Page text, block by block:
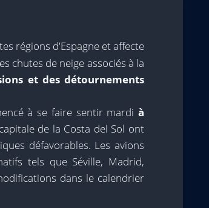
régions d'Espagne et affecte
chutes de neige associés à la
et des détournements
à se faire sentir mardi à
de la Costa del Sol ont
défavorables. Les avions
tels que Séville, Madrid,
dans le calendrier